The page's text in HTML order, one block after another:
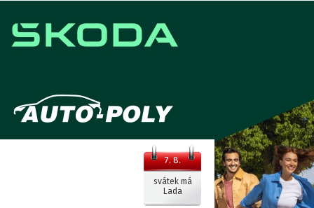
7. 8.
svátek má
Lada